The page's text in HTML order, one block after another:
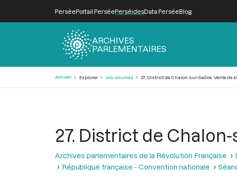
PerséePortail PerséePerséidesData PerséeBlog
ARCHIVES
PARLEMENTAIRES
Accueil Explorer Les volumes 27. District de Chalon-sur-Saône. Vente de
27. District de
Archives parlementaires de la Révolution Française
République française - Convention nationale